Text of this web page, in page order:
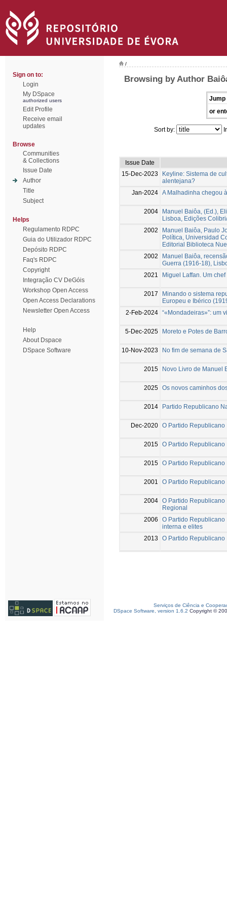
Sign on to:
Login
My DSpace
authorized users
Edit Profile
Receive email
updates
Browse
Communities
& Collections
Issue Date
Author
Title
Subject
Helps
Regulamento RDPC
Guia do Utilizador RDPC
Depósito RDPC
Faq's RDPC
Copyright
Integração CV DeGóis
Workshop Open Access
Open Access Declarations
Newsletter Open Access
Help
About Dspace
DSpace Software
/
Browsing by Author
Jump
or
Sort by:
Issue Date
15-Dec-2023
Keyline: Sistema de
alentejana?
Jan-2024 A Malhadinha chegou
2004
Manuel Baiôa, (Ed.),
Lisboa, Edições
2002
Manuel Baiôa, Paulo
Política, Universidad
Editorial Biblioteca
2002
Manuel Baiôa,
Guerra (1916-18),
2021
Miguel Laffan. Um
2017
Minando o sistema
Europeu e Ibérico
2-Feb-2024 “«Mondadeiras»”: um
5-Dec-2025 Moreto e Potes de
10-Nov-2023 No fim de semana de
2015 Novo Livro de Manuel
2025 Os novos caminhos
2014 Partido Republicano
Dec-2020 O Partido
2015 O Partido
2015 O Partido
2001 O Partido
2004 O Partido
Regional
2006
O Partido
interna e elites
2013
O Partido
Serviços de Ciência e
DSpace Software, version 1.6.2 Copyright ©